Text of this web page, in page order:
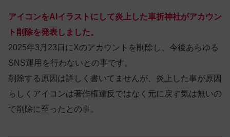
アイコンをAIイラストにして炎上した車折神社がアカウン
ト削除を発表しました。
2025年3月23日にXのアカウントを削除し、今後あらゆる
SNS運用を行わないとの事です。
削除する原因は詳しく書いてませんが、炎上した事が原因
らしくアイコンは著作権違反ではなく元に戻す気は無いの
で削除に至ったとの事。